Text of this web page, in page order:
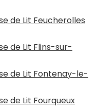
de Lit Feucherolles
de Lit Flins-sur-
de Lit Fontenay-le-
de Lit Fourqueux